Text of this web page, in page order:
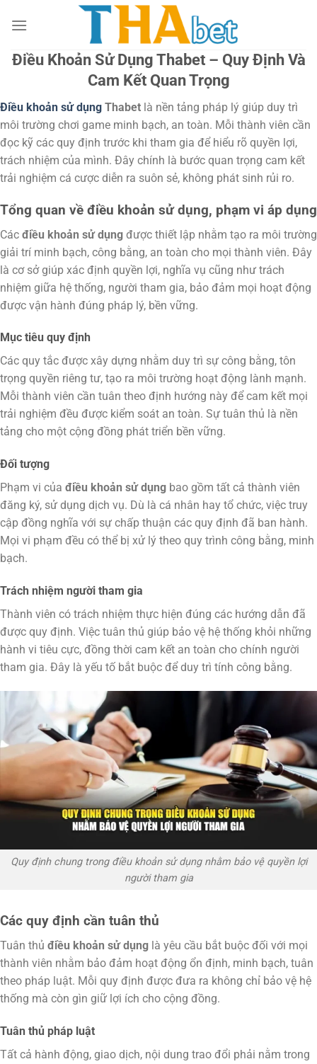
đến
dungĐiều Khoản Sử Dụng Thabet – Quy Định Và
Cam Kết Quan Trọng
Điều khoản sử dụng Thabet là nền tảng pháp lý giúp duy trì
môi trường chơi game minh bạch, an toàn. Mỗi thành viên cần
đọc kỹ các quy định trước khi tham gia để hiểu rõ quyền lợi,
trách nhiệm của mình. Đây chính là bước quan trọng cam kết
trải nghiệm cá cược diễn ra suôn sẻ, không phát sinh rủi ro.
Tổng quan về điều khoản sử dụng, phạm vi áp dụng
Các điều khoản sử dụng được thiết lập nhằm tạo ra môi trường
giải trí minh bạch, công bằng, an toàn cho mọi thành viên. Đây
là cơ sở giúp xác định quyền lợi, nghĩa vụ cũng như trách
nhiệm giữa hệ thống, người tham gia, bảo đảm mọi hoạt động
được vận hành đúng pháp lý, bền vững.
Mục tiêu quy định
Các quy tắc được xây dựng nhằm duy trì sự công bằng, tôn
trọng quyền riêng tư, tạo ra môi trường hoạt động lành mạnh.
Mỗi thành viên cần tuân theo định hướng này để cam kết mọi
trải nghiệm đều được kiểm soát an toàn. Sự tuân thủ là nền
tảng cho một cộng đồng phát triển bền vững.
Đối tượng
Phạm vi của điều khoản sử dụng bao gồm tất cả thành viên
đăng ký, sử dụng dịch vụ. Dù là cá nhân hay tổ chức, việc truy
cập đồng nghĩa với sự chấp thuận các quy định đã ban hành.
Mọi vi phạm đều có thể bị xử lý theo quy trình công bằng, minh
bạch.
Trách nhiệm người tham gia
Thành viên có trách nhiệm thực hiện đúng các hướng dẫn đã
được quy định. Việc tuân thủ giúp bảo vệ hệ thống khỏi những
hành vi tiêu cực, đồng thời cam kết an toàn cho chính người
tham gia. Đây là yếu tố bắt buộc để duy trì tính công bằng.
Quy định chung trong điều khoản sử dụng nhằm bảo vệ quyền lợi
người tham gia
Các quy định cần tuân thủ
Tuân thủ điều khoản sử dụng là yêu cầu bắt buộc đối với mọi
thành viên nhằm bảo đảm hoạt động ổn định, minh bạch, tuân
theo pháp luật. Mỗi quy định được đưa ra không chỉ bảo vệ hệ
thống mà còn gìn giữ lợi ích cho cộng đồng.
Tuân thủ pháp luật
Tất cả hành động, giao dịch, nội dung trao đổi phải nằm trong